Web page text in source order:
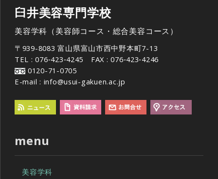
臼井美容専門学校
美容学科（美容師コース・総合美容コース）
〒939-8083 富山県富山市西中野本町7-13
TEL : 076‐423‐4245 FAX : 076‐423‐4246
0120-71-0705
E-mail : info@usui-gakuen.ac.jp
menu
美容学科